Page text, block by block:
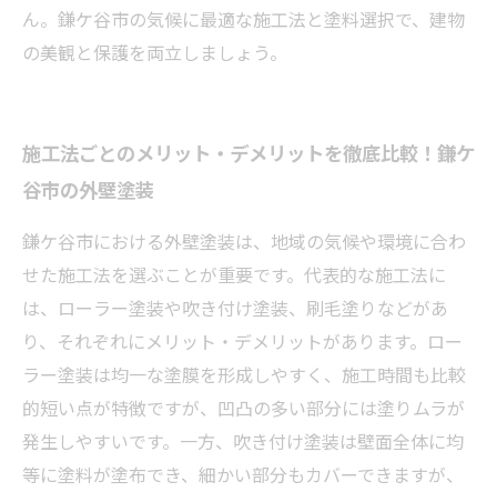
ん。鎌ケ谷市の気候に最適な施工法と塗料選択で、建物
の美観と保護を両立しましょう。
施工法ごとのメリット・デメリットを徹底比較！鎌ケ
谷市の外壁塗装
鎌ケ谷市における外壁塗装は、地域の気候や環境に合わ
せた施工法を選ぶことが重要です。代表的な施工法に
は、ローラー塗装や吹き付け塗装、刷毛塗りなどがあ
り、それぞれにメリット・デメリットがあります。ロー
ラー塗装は均一な塗膜を形成しやすく、施工時間も比較
的短い点が特徴ですが、凹凸の多い部分には塗りムラが
発生しやすいです。一方、吹き付け塗装は壁面全体に均
等に塗料が塗布でき、細かい部分もカバーできますが、